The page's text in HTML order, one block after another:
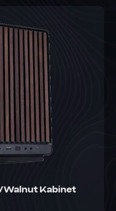
Walnut Kabinet